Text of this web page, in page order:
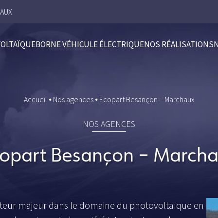
BORNE VÉHICULE ÉLECTRIQUENOS RÉALISATIONS
Accueil ⦁ Nos agences⦁ Ecopart Besançon – Marchaux
NOS AGENCES
Besançon –
majeur dans le domaine du photovoltaïque en